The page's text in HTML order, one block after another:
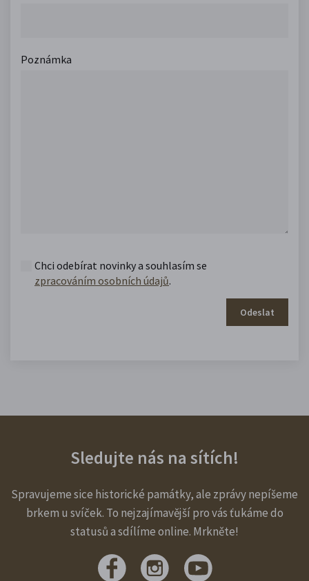
Poznámka
Chci odebírat novinky a souhlasím se
zpracováním osobních údajů.
Odeslat
Sledujte nás na sítích!
Spravujeme sice historické památky, ale zprávy nepíšeme
brkem u svíček. To nejzajímavější pro vás ťukáme do
statusů a sdílíme online. Mrkněte!